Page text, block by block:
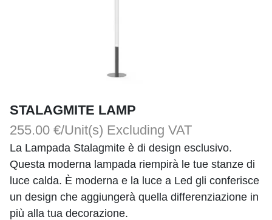
STALAGMITE LAMP
255.00 €/Unit(s) Excluding VAT
La Lampada Stalagmite è di design esclusivo.
Questa moderna lampada riempirà le tue stanze di
luce calda. È moderna e la luce a Led gli conferisce
un design che aggiungerà quella differenziazione in
più alla tua decorazione.